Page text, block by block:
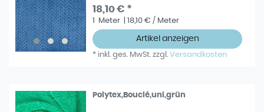
18,10 € *
1 Meter | 18,10 € / Meter
Artikel anzeigen
* inkl. ges. MwSt. zzgl.Versandkosten
Polytex,Bouclé,uni,grün